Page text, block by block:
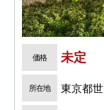
価格 未定
所在地 東京都